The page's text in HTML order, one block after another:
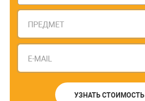
ПРЕДМЕТ
E-MAIL
УЗНАТЬ СТОИМОСТЬ